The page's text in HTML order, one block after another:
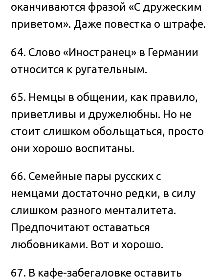
оканчиваются фразой «С дружеским
приветом». Даже повестка о штрафе.
64. Слово «Иностранец» в Германии
относится к ругательным.
65. Немцы в общении, как правило,
приветливы и дружелюбны. Но не
стоит слишком обольщаться, просто
они хорошо воспитаны.
66. Семейные пары русских с
немцами достаточно редки, в силу
слишком разного менталитета.
Предпочитают оставаться
любовниками. Вот и хорошо.
67. В кафе-забегаловке оставить